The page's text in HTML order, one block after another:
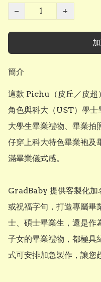
−
+
簡介
這款 Pichu（皮丘／皮超
角色與科大（UST）學士
大學生畢業禮物、畢業拍
仔穿上科大特色畢業袍及
滿畢業儀式感。
GradBaby 提供客製化加
或祝福字句，打造專屬畢
士、碩士畢業生，還是作
子女的畢業禮物，都極具
式可安排加急製作，讓您